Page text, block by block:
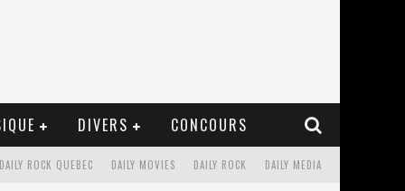
DIVERS CONCOURS
DAILY MEDIA
DAILY ROCK
DAILY MOVIES
DAILY ROCK QUEBEC